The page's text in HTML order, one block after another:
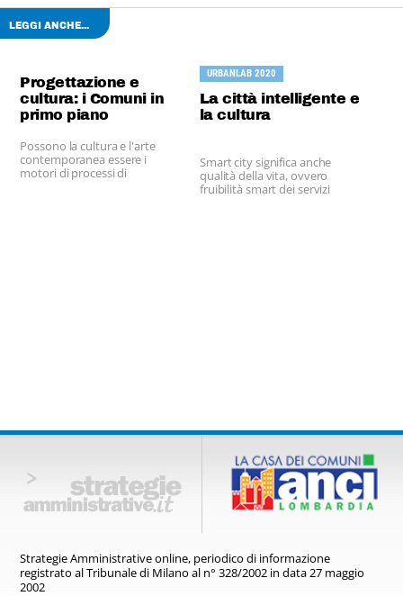
LEGGI ANCHE...
Progettazione e
cultura: i Comuni in
primo piano
Possono la cultura e l'arte
contemporanea essere i
motori di processi di
URBANLAB 2020
La città intelligente e
la cultura
Smart city significa anche
qualità della vita, ovvero
fruibilità smart dei servizi
Strategie Amministrative online, periodico di informazione
registratoal Tribunale di Milano al n° 328/2002 in data 27 maggio
2002